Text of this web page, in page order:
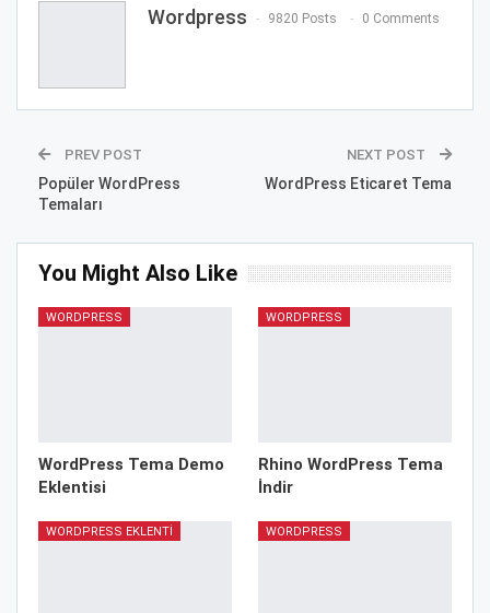
Wordpress 9820 Posts 0 Comments
PREV POST
Popüler WordPress
Temaları
NEXT POST
WordPress Eticaret Tema
You Might Also Like
WORDPRESS
WordPress Tema Demo
Eklentisi
WORDPRESS
Rhino WordPress Tema
İndir
WORDPRESS EKLENTI WORDPRESS